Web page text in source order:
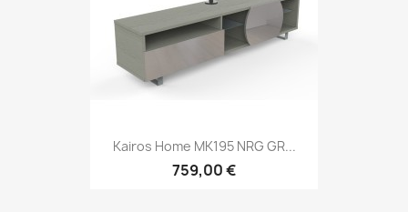
Kairos Home MK195 NRG GR...
759,00 €